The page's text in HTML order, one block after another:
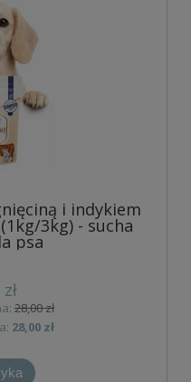
i indykiem
3kg) - sucha
psa
28,00 zł
28,00 zł